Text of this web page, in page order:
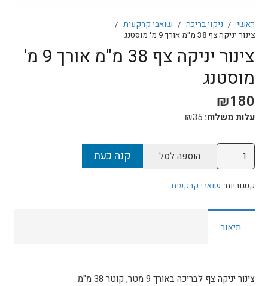
ראשי / ניקוי בריכה / שואבי קרקעית /
צינור יניקה צף 38 מ"מ אורך 9 מ' מוסטנג
צינור יניקה צף 38 מ"מ אורך 9 מ'
מוסטנג
₪180
עלות משלוח: ₪35
כמות
של
צינור
צף
9
הוספה לסל קנה כעת
קטגוריות: שואבי קרקעית
תיאור
צינור יניקה צף לבריכה באורך 9 מטר, קוטר 38 מ"מ